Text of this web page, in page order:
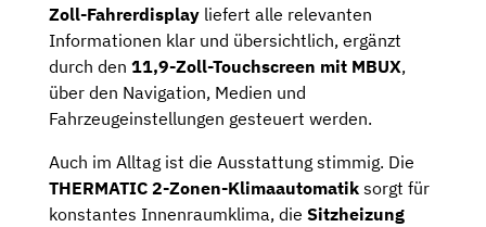
Zoll-Fahrerdisplay liefert alle relevanten
Informationen klar und übersichtlich, ergänzt
durch den 11,9-Zoll-Touchscreen mit MBUX,
über den Navigation, Medien und
Fahrzeugeinstellungen gesteuert werden.
Auch im Alltag ist die Ausstattung stimmig. Die
THERMATIC 2-Zonen-Klimaautomatik sorgt für
konstantes Innenraumklima, die Sitzheizung